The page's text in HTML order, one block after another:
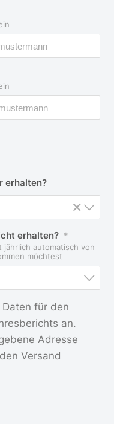
erhalten?
×
erhalten? *
jährlich automatisch von
möchtest
für den
an.
Adresse
Versand